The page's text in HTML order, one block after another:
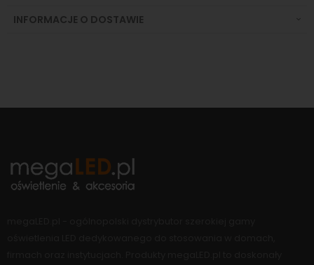
INFORMACJE O DOSTAWIE